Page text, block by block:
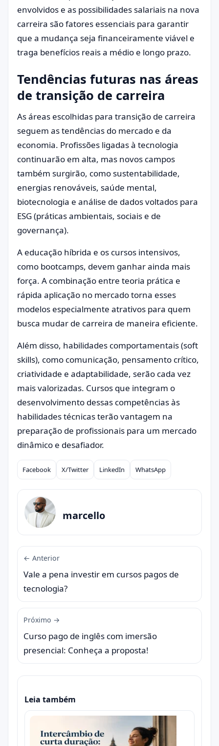
envolvidos e as possibilidades salariais na nova
carreira são fatores essenciais para garantir
que a mudança seja financeiramente viável e
traga benefícios reais a médio e longo prazo.
Tendências futuras nas áreas
de transição de carreira
As áreas escolhidas para transição de carreira
seguem as tendências do mercado e da
economia. Profissões ligadas à tecnologia
continuarão em alta, mas novos campos
também surgirão, como sustentabilidade,
energias renováveis, saúde mental,
biotecnologia e análise de dados voltados para
ESG (práticas ambientais, sociais e de
governança).
A educação híbrida e os cursos intensivos,
como bootcamps, devem ganhar ainda mais
força. A combinação entre teoria prática e
rápida aplicação no mercado torna esses
modelos especialmente atrativos para quem
busca mudar de carreira de maneira eficiente.
Além disso, habilidades comportamentais (soft
skills), como comunicação, pensamento crítico,
criatividade e adaptabilidade, serão cada vez
mais valorizadas. Cursos que integram o
desenvolvimento dessas competências às
habilidades técnicas terão vantagem na
preparação de profissionais para um mercado
dinâmico e desafiador.
Compartilhar
Facebook X/Twitter LinkedIn WhatsApp
marcello
← Anterior
Vale a pena investir em cursos pagos de
tecnologia?
Próximo →
Curso pago de inglês com imersão
presencial: Conheça a proposta!
Leia também